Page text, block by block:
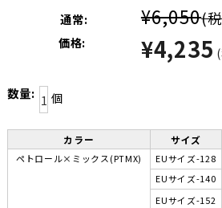
通常: ¥6,050(
価格: ¥4,235
数量: 個
カラー サイズ
ペトロール×ミックス(PTMX) EUサイズ-128
EUサイズ-140
EUサイズ-152